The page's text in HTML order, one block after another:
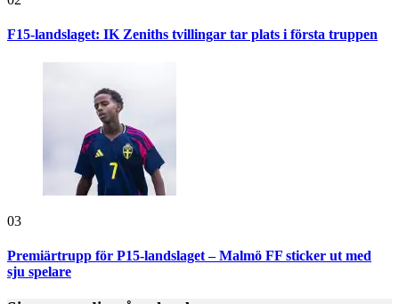
F15-landslaget: IK Zeniths tvillingar tar plats i första truppen
03
Premiärtrupp för P15-landslaget – Malmö FF sticker ut med
sju spelare